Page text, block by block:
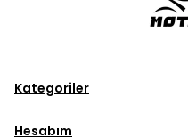
Kategoriler
Hesabım